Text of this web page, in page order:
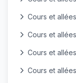
Cours et
Cours et
Cours et
Cours et